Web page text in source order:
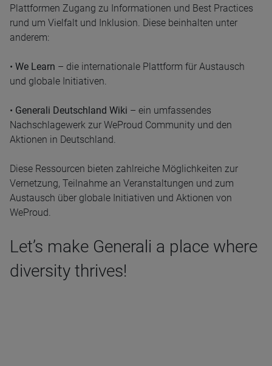
Plattformen Zugang zu Informationen und Best Practices
rund um Vielfalt und Inklusion. Diese beinhalten unter
anderem:
• We Learn – die internationale Plattform für Austausch
und globale Initiativen.
• Generali Deutschland Wiki – ein umfassendes
Nachschlagewerk zur WeProud Community und den
Aktionen in Deutschland.
Diese Ressourcen bieten zahlreiche Möglichkeiten zur
Vernetzung, Teilnahme an Veranstaltungen und zum
Austausch über globale Initiativen und Aktionen von
WeProud.
Let’s make Generali a place where
diversity thrives!